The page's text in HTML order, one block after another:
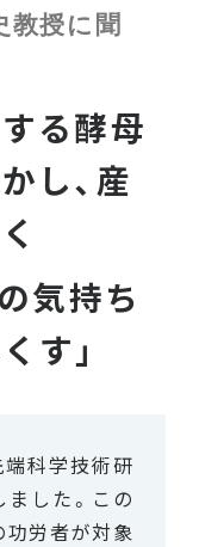
教授に聞
る酵母
し、産
気持ち
す」
科学技術研
した。この
功労者が対象